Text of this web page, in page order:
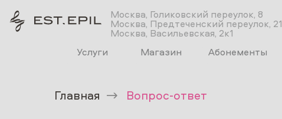
Услуги Магазин Абонементы
Москва, Голиковский переулок, 8
Москва, Предтеченский переулок, 21
Москва, Васильевская, 2к1
Главная → Вопрос-ответ